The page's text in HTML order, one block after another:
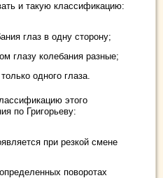
и такую классификацию:
глаз в одну сторону;
глазу колебания разные;
одного глаза.
этого
по Григорьеву:
при резкой смене
поворотах